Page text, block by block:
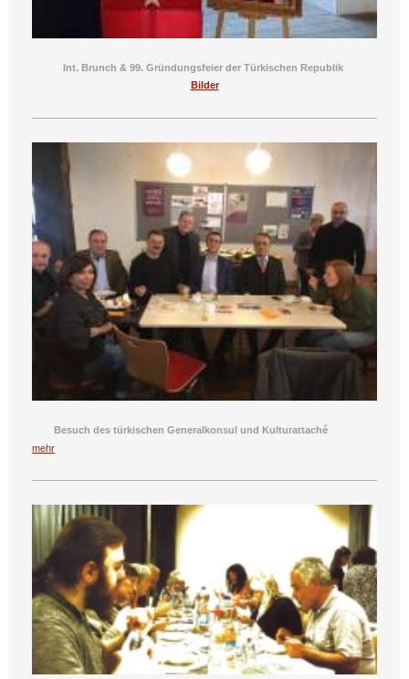
Int. Brunch & 99. Gründungsfeier der Türkischen Republik
Bilder
Besuch des türkischen Generalkonsul und Kulturattaché
mehr